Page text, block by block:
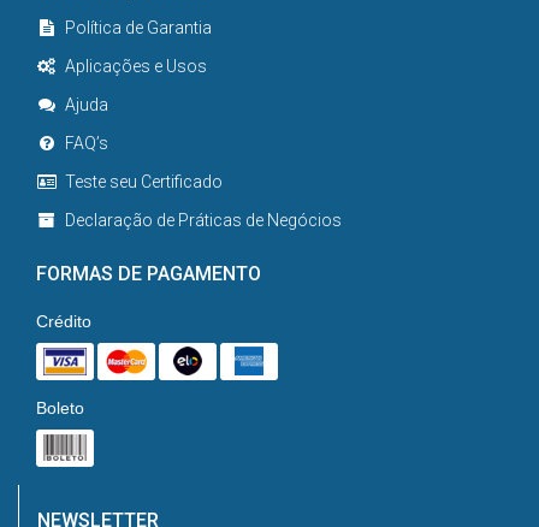
Política de Garantia
Aplicações e Usos
Ajuda
FAQ’s
Teste seu Certificado
Declaração de Práticas de Negócios
FORMAS DE PAGAMENTO
Crédito
Boleto
NEWSLETTER